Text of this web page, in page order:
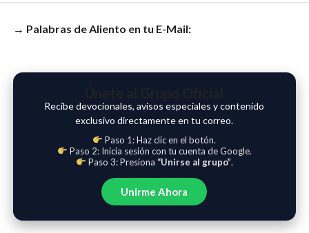
→ Palabras de Aliento en tu E-Mail:
Recibe devocionales, avisos especiales y contenido
exclusivo directamente en tu correo.
Paso 1: Haz clic en el botón.
Paso 2: Inicia sesión con tu cuenta de Google.
Paso 3: Presiona “Unirse al grupo”.
Unirme Ahora